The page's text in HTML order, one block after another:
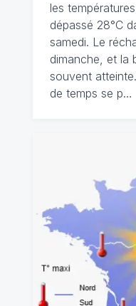
les
dépassé 28°C
samedi. Le
dimanche, et la
souvent
de temps se p…